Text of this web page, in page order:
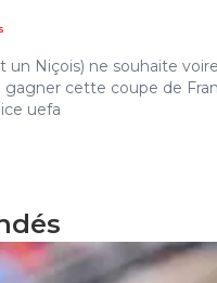
un Niçois) ne souhaite
gagner cette coupe de
uefa